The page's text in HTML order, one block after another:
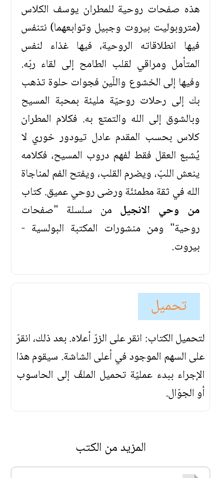
هذه صفحات روحية للمطران يوسف الكلاس
(متروبوليت بيروت وجبيل وتوابعهما) نتنفس
فيها انطلاقاته الروحية، فيها غذاء لنفس
المتأمل ومراقي لقلب الطامح إلى لقاء ربّه.
وفيها إلى الخشوع واللّين فجوات حلوة تذهب
بك إلى رحلات روحيّة مليئة بمحبة المسيح
وبالشوق إلى الله والتمتع به. فكلام المطران
كلاس بحسب المقدم عادل تيودور خوري لا
يُشبع العقل فقط لفهم دروب المسيح، فكلامه
ينعش اللبّ، ويضرم القلب، ويفتح الفم لمناجاة
الله في ثقة مطمئنّة ورضى روحي عميق. كتاب
من وحي الانجيل من سلسلة "صفحات
روحية" ومن منشورات المكتبة البولسية -
بيروت.
تحميل
لتحميل الكتاب: انقر على الزرّ أعلاه. بعد ذلك، انقرّ
على السهم الموجود في أعلى الشاشة. سيقوم هذا
الإجراء ببدء عمليّة تحميل الملفّ إلى الحاسوب
أو الجوّال.
المزيد من الكتب